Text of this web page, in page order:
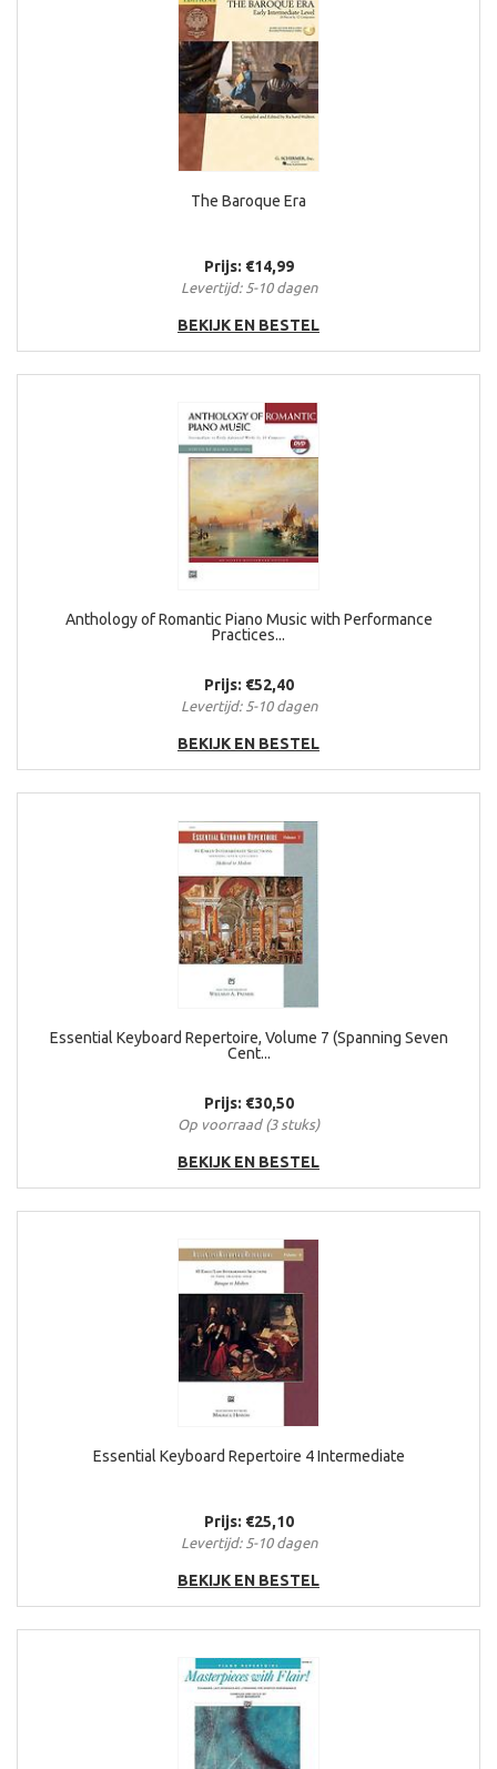
The Baroque Era
Prijs: €14,99
Levertijd: 5-10 dagen
BEKIJK EN BESTEL
Anthology of Romantic Piano Music with Performance
Practices...
Prijs: €52,40
Levertijd: 5-10 dagen
BEKIJK EN BESTEL
Essential Keyboard Repertoire, Volume 7 (Spanning Seven
Cent...
Prijs: €30,50
Op voorraad (3 stuks)
BEKIJK EN BESTEL
Essential Keyboard Repertoire 4 Intermediate
Prijs: €25,10
Levertijd: 5-10 dagen
BEKIJK EN BESTEL